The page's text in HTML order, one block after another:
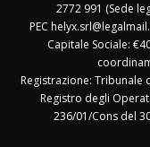
2772 991 (Sede
PEC
Capitale Sociale:
Registrazione: Tribunale
Registro degli
236/01/Cons del